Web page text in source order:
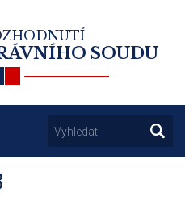
SOUDU